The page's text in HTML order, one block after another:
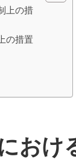
上の措
の措置
おけ